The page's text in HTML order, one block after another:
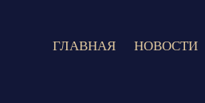
ГЛАВНАЯ НОВОСТИ